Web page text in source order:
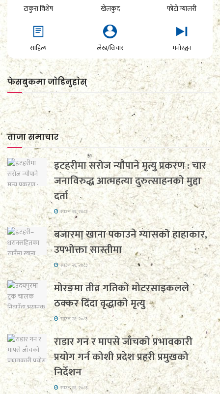
टाकुरा विशेष खेलकुद फोटो ग्यालरी
साहित्य लेख/विचार मनोरञ्जन
फेसबुकमा जाेडिनुहाेस्
ताजा समाचार
इटहरीमा सरोज न्यौपाने मृत्यु प्रकरण : चार
जनाविरुद्ध आत्महत्या दुरुत्साहनको मुद्दा
दर्ता
साउन २१, २०८३
बजारमा खाना पकाउने ग्यासको हाहाकार,
उपभोक्ता सास्तीमा
साउन २१, २०८३
मोरङमा तीव्र गतिको मोटरसाइकलले
ठक्कर दिँदा वृद्धाको मृत्यु
साउन २१, २०८३
राडार गन र मापसे जाँचको प्रभावकारी
प्रयोग गर्न कोशी प्रदेश प्रहरी प्रमुखको
निर्देशन
साउन २१, २०८३